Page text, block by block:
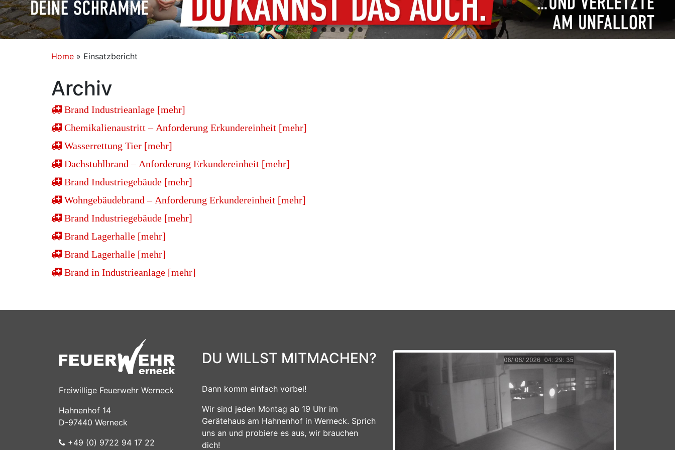
Home » Einsatzbericht
Archiv
Brand Industrieanlage [mehr]
Chemikalienaustritt – Anforderung Erkundereinheit [mehr]
Wasserrettung Tier [mehr]
Dachstuhlbrand – Anforderung Erkundereinheit [mehr]
Brand Industriegebäude [mehr]
Wohngebäudebrand – Anforderung Erkundereinheit [mehr]
Brand Industriegebäude [mehr]
Brand Lagerhalle [mehr]
Brand Lagerhalle [mehr]
Brand in Industrieanlage [mehr]
Freiwillige Feuerwehr Werneck
Hahnenhof 14
D-97440 Werneck
+49 (0) 9722 94 17 22
DU WILLST MITMACHEN?
Dann komm einfach vorbei!
Wir sind jeden Montag ab 19 Uhr im
Gerätehaus am Hahnenhof in Werneck. Sprich
uns an und probiere es aus, wir brauchen
dich!